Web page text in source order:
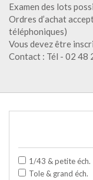
Examen des lots
Ordres d’achat
téléphoniques)
Vous devez être
Contact : Tél - 02 48
1/43 & petite éch.
Tole & grand éch.